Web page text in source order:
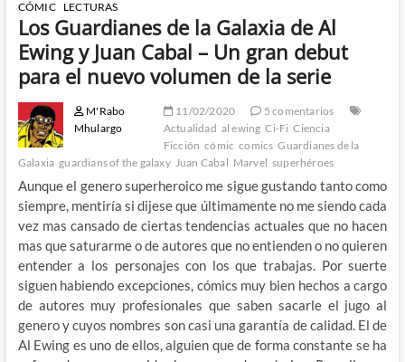
CÓMIC LECTURAS
Los Guardianes de la Galaxia de Al
Ewing y Juan Cabal – Un gran debut
para el nuevo volumen de la serie
M'Rabo
Mhulargo
11/02/2020
5 comentarios
Actualidad al ewing Ci-Fi Ciencia
Ficción cómic comics Guardianes de la
Galaxia guardians of the galaxy Juan Cabal Marvel superhéroes
Aunque el genero superheroico me sigue gustando tanto como
siempre, mentiría si dijese que últimamente no me siendo cada
vez mas cansado de ciertas tendencias actuales que no hacen
mas que saturarme o de autores que no entienden o no quieren
entender a los personajes con los que trabajas. Por suerte
siguen habiendo excepciones, cómics muy bien hechos a cargo
de autores muy profesionales que saben sacarle el jugo al
genero y cuyos nombres son casi una garantía de calidad. El de
Al Ewing es uno de ellos, alguien que de forma constante se ha